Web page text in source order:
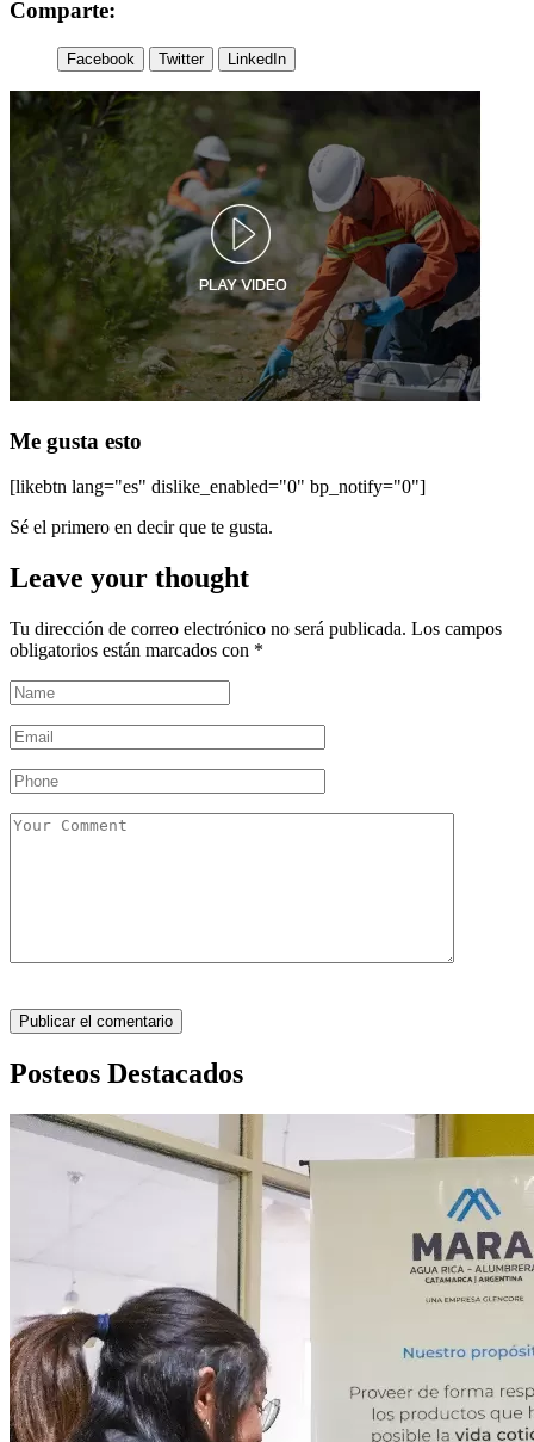
Comparte:
Facebook Twitter LinkedIn
Me gusta esto
[likebtn lang="es" dislike_enabled="0" bp_notify="0"]
Sé el primero en decir que te gusta.
Leave your thought
Tu dirección de correo electrónico no será publicada. Los campos
obligatorios están marcados con *
Posteos Destacados